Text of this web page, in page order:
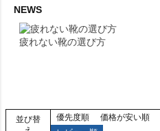
NEWS
疲れない靴の選び方
並び替
優先度順 価格が安い順